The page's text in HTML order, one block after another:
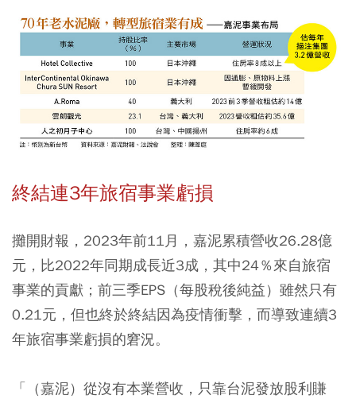
終結連3年旅宿事業虧損
攤開財報，2023年前11月，嘉泥累積營收26.28億
元，比2022年同期成長近3成，其中24％來自旅宿
事業的貢獻；前三季EPS（每股稅後純益）雖然只有
0.21元，但也終於終結因為疫情衝擊，而導致連續3
年旅宿事業虧損的窘況。
「（嘉泥）從沒有本業營收，只靠台泥發放股利賺